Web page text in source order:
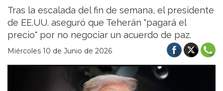
Tras la escalada del fin de semana, el presidente
de EE.UU. aseguró que Teherán "pagará el
precio" por no negociar un acuerdo de paz.
Miércoles 10 de Junio de 2026